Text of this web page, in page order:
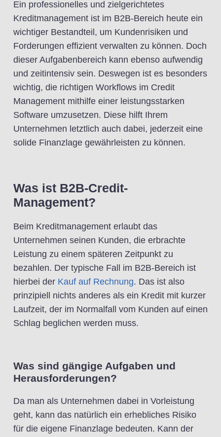
Ein professionelles und zielgerichtetes
Kreditmanagement ist im B2B-Bereich heute ein
wichtiger Bestandteil, um Kundenrisiken und
Forderungen effizient verwalten zu können. Doch
dieser Aufgabenbereich kann ebenso aufwendig
und zeitintensiv sein. Deswegen ist es besonders
wichtig, die richtigen Workflows im Credit
Management mithilfe einer leistungsstarken
Software umzusetzen. Diese hilft Ihrem
Unternehmen letztlich auch dabei, jederzeit eine
solide Finanzlage gewährleisten zu können.
Was ist B2B-Credit-
Management?
Beim Kreditmanagement erlaubt das
Unternehmen seinen Kunden, die erbrachte
Leistung zu einem späteren Zeitpunkt zu
bezahlen. Der typische Fall im B2B-Bereich ist
hierbei der Kauf auf Rechnung. Das ist also
prinzipiell nichts anderes als ein Kredit mit kurzer
Laufzeit, der im Normalfall vom Kunden auf einen
Schlag beglichen werden muss.
Was sind gängige Aufgaben und
Herausforderungen?
Da man als Unternehmen dabei in Vorleistung
geht, kann das natürlich ein erhebliches Risiko
für die eigene Finanzlage bedeuten. Kann der